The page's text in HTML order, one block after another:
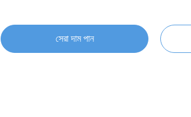
সেরা দাম পান